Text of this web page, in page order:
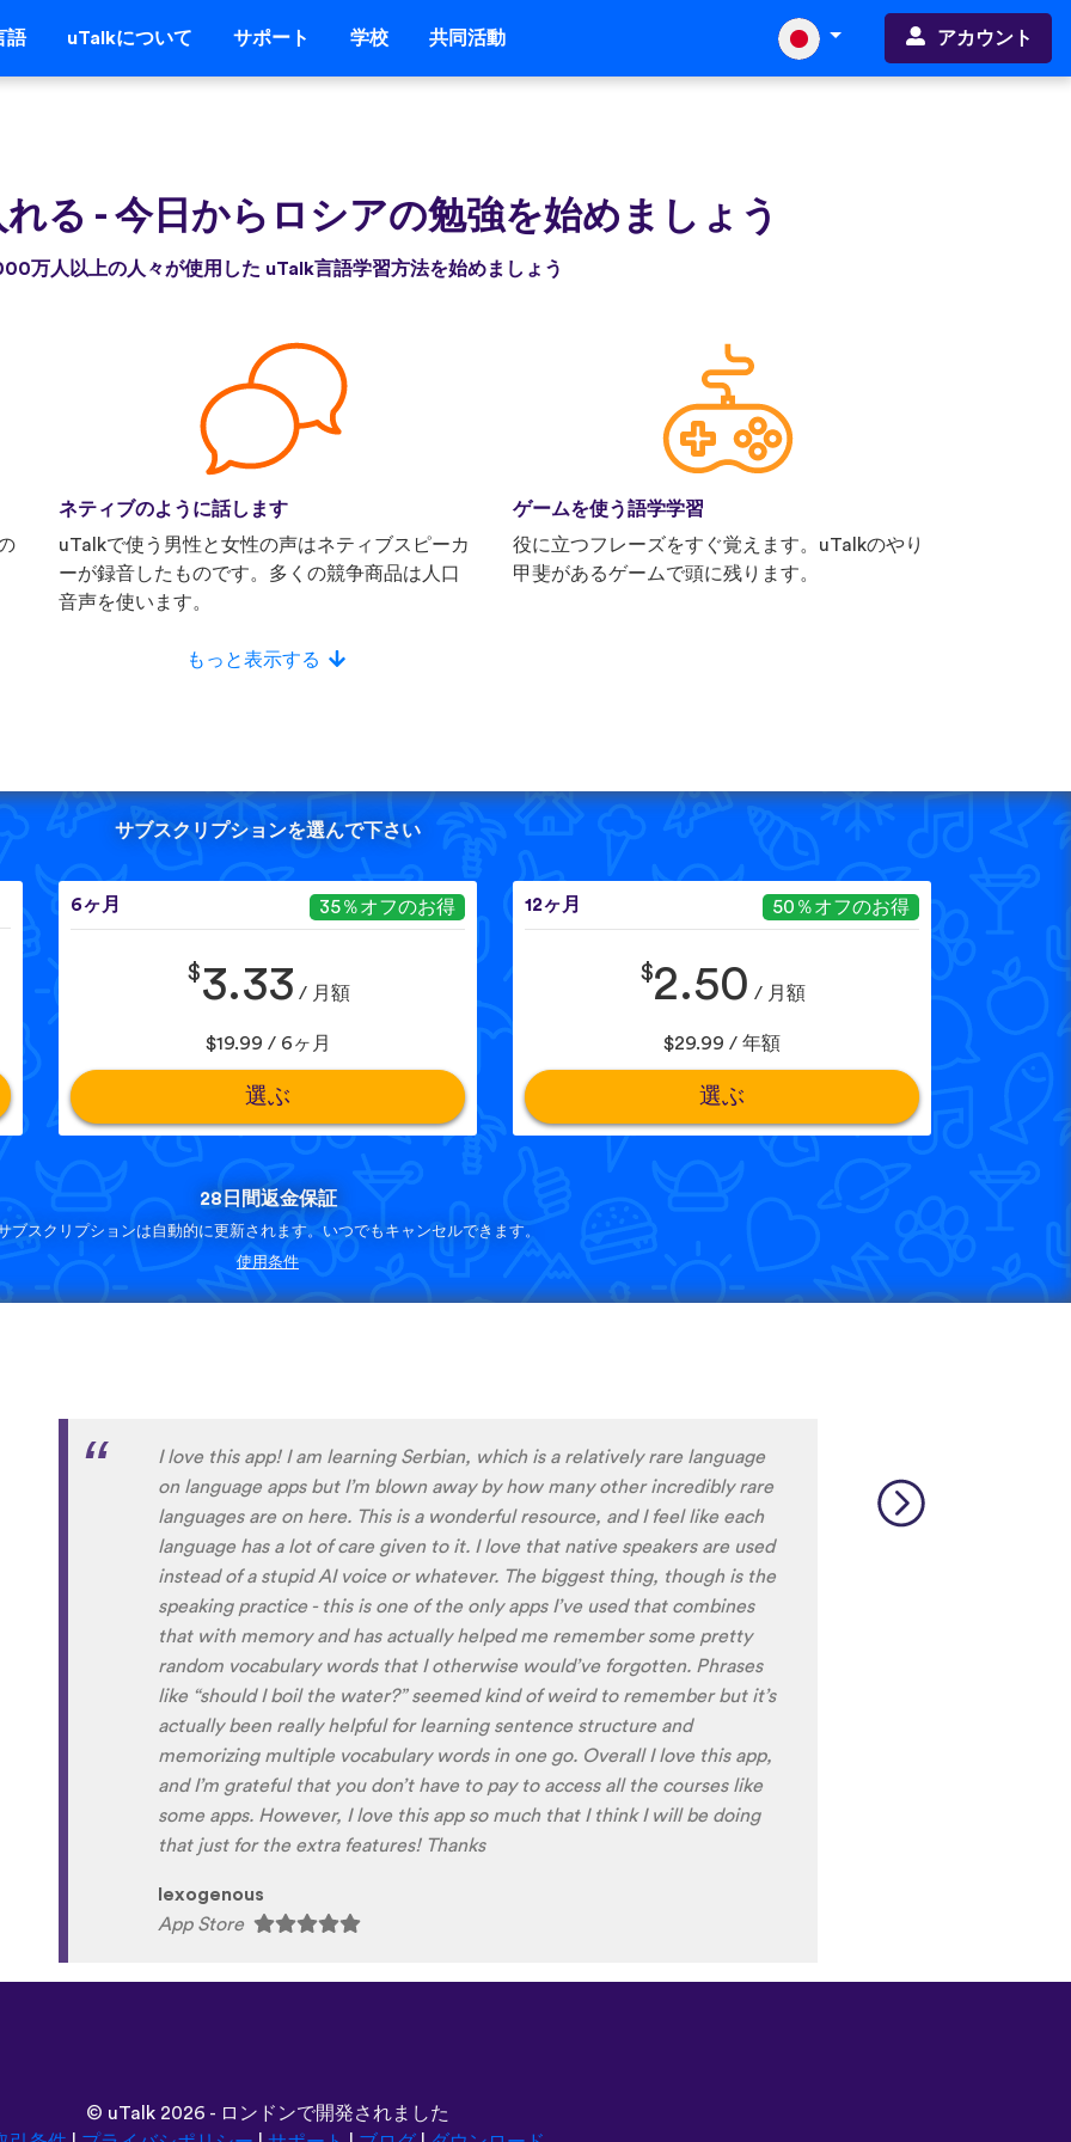
語 uTalkについて サポート 学校 共同活動 アカウント
る - 今日からロシアの勉強を始めましょう
万人以上の人々が使用した uTalk言語学習方法を始めましょう
ネティブのように話します
uTalkで使う男性と女性の声はネティブスピーカ
ーが録音したものです。多くの競争商品は人口
音声を使います。
ゲームを使う語学学習
役に立つフレーズをすぐ覚えます。uTalkのやり
甲斐があるゲームで頭に残ります。
もっと表示する
サブスクリプションを選んで下さい
6ヶ月 35％オフのお得
$3.33 / 月額
$19.99 / 6ヶ月
選ぶ
12ヶ月 50％オフのお得
$2.50 / 月額
$29.99 / 年額
選ぶ
28日間返金保証
ブスクリプションは自動的に更新されます。いつでもキャンセルできます。
使用条件
Although I only downloaded the app today, I'm liking what I have seen, so
far. I have been playing around with it to try to learn the format and how
to navigate around the app and have found it to be really user friendly.
When listening to the fluent speakers' pronunciation, I really liked that
the phrase was spoken by both male and female speakers, as I
sometimes struggle with hearing/understanding low register voices.
Although it can be a little disconcerting hearing the recordings of your
own voice (nobody likes the sound of their own voice), it is really helpful
to hear it played back-to-back with the fluent pronunciation for
comparison and self critique. I think I'm going to have fun with this app
and look forward to learning a little (or a lot) of Turkish before my holiday
next summer.
Delilah64